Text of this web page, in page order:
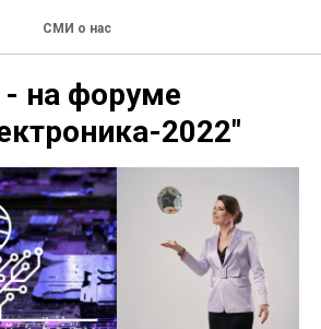
СМИ о нас
- на форуме
2022"